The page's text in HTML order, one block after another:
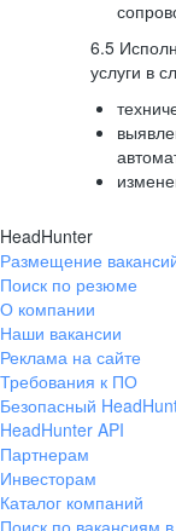
6.5
услуги в
HeadHunter
Размещение
Поиск по резюме
О компании
Наши вакансии
Реклама на сайте
Требования к ПО
Безопасный
HeadHunter API
Партнерам
Инвесторам
Каталог компаний
Поиск по вакансиям в